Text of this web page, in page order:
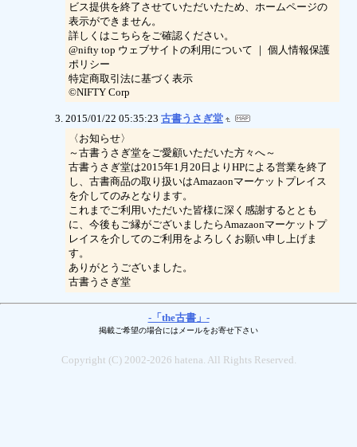
ビス提供を終了させていただいたため、ホームページの
表示ができません。
詳しくはこちらをご確認ください。
@nifty top ウェブサイトの利用について ｜ 個人情報保護
ポリシー
特定商取引法に基づく表示
©NIFTY Corp
2015/01/22 05:35:23 古書うさぎ堂
〈お知らせ〉
～古書うさぎ堂をご愛顧いただいた方々へ～
古書うさぎ堂は2015年1月20日よりHPによる営業を終了
し、古書商品の取り扱いはAmazaonマーケットプレイス
を介してのみとなります。
これまでご利用いただいた皆様に深く感謝するととも
に、今後もご縁がございましたらAmazaonマーケットプ
レイスを介してのご利用をよろしくお願い申し上げま
す。
ありがとうございました。
古書うさぎ堂
-「the古書」-
掲載ご希望の場合にはメールをお寄せ下さい
Copyright (C) 2002-2026 hatena. All Rights Reserved.